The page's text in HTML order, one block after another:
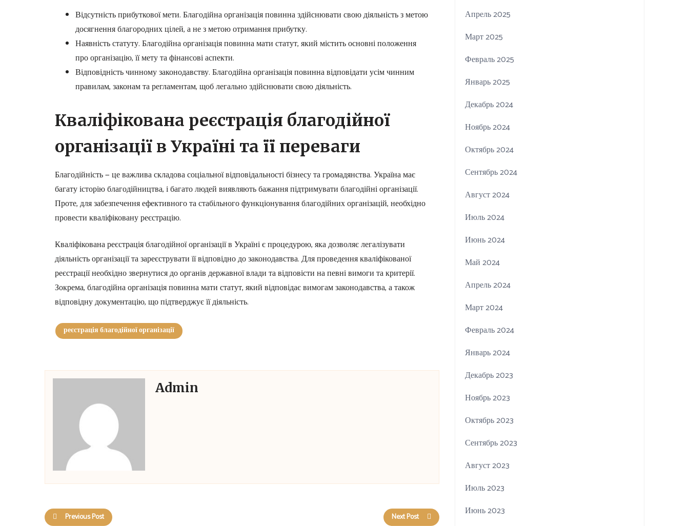
Відсутність прибуткової мети. Благодійна організація повинна здійснювати свою діяльність з метою
досягнення благородних цілей, а не з метою отримання прибутку.
Наявність статуту. Благодійна організація повинна мати статут, який містить основні положення
про організацію, її мету та фінансові аспекти.
Відповідність чинному законодавству. Благодійна організація повинна відповідати усім чинним
правилам, законам та регламентам, щоб легально здійснювати свою діяльність.
Кваліфікована реєстрація благодійної
організації в Україні та її переваги
Благодійність — це важлива складова соціальної відповідальності бізнесу та громадянства. Україна має
багату історію благодійництва, і багато людей виявляють бажання підтримувати благодійні організації.
Проте, для забезпечення ефективного та стабільного функціонування благодійних організацій, необхідно
провести кваліфіковану реєстрацію.
Кваліфікована реєстрація благодійної організації в Україні є процедурою, яка дозволяє легалізувати
діяльність організації та зареєструвати її відповідно до законодавства. Для проведення кваліфікованої
реєстрації необхідно звернутися до органів державної влади та відповісти на певні вимоги та критерії.
Зокрема, благодійна організація повинна мати статут, який відповідає вимогам законодавства, а також
відповідну документацію, що підтверджує її діяльність.
реєстрація благодійної організації
Admin
Previous Post Next Post
Апрель 2025
Март 2025
Февраль 2025
Январь 2025
Декабрь 2024
Ноябрь 2024
Октябрь 2024
Сентябрь 2024
Август 2024
Июль 2024
Июнь 2024
Май 2024
Апрель 2024
Март 2024
Февраль 2024
Январь 2024
Декабрь 2023
Ноябрь 2023
Октябрь 2023
Сентябрь 2023
Август 2023
Июль 2023
Июнь 2023